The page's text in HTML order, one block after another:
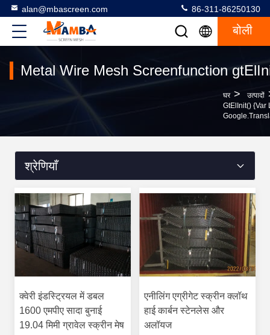
alan@mbascreen.com 86-311-86250130
बोली
Metal Wire Mesh Screenfunction
घर > उत्पादों
GtElInit() {var
श्रेणियाँ
क्वेरी इंडस्ट्रियल में डबल
1600 एमपीए सादा बुनाई
19.04 मिमी ग्रावेल स्क्रीन मेष
एनीलिंग एग्रीगेट स्क्रीन क्लॉथ
हाई कार्बन स्टेनलेस और
अलॉयज